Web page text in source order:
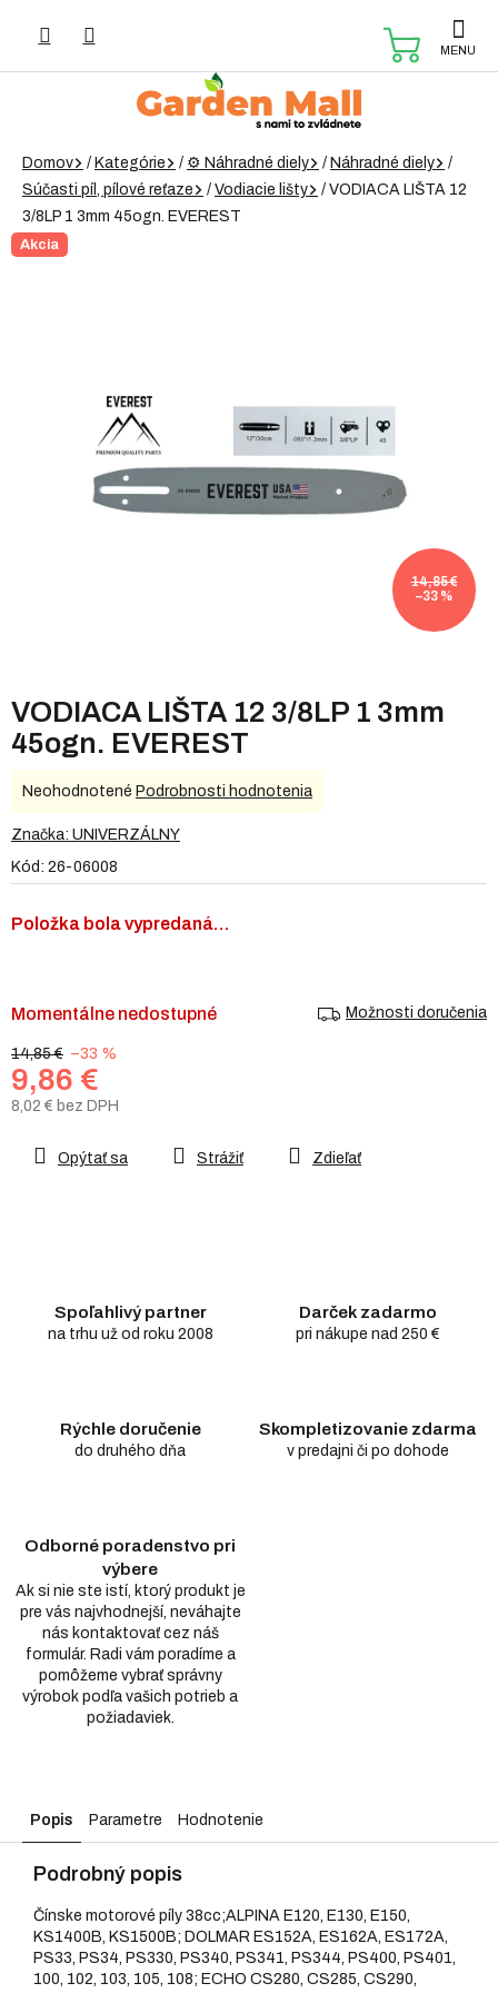
Domov / Kategórie / ⚙️ Náhradné diely / Náhradné diely
/
Súčasti píl, pílové reťaze
/ Vodiacie lišty / VODIACA LIŠTA 12
3/8LP 1 3mm 45ogn. EVEREST
Akcia
14,85 €
–33 %
VODIACA LIŠTA 12 3/8LP 1 3mm
45ogn. EVEREST
Kód: 26-06008
14,85 € –33 %
9,86 €
8,02 € bez DPH
cena:
Momentálne nedostupné Možnosti doručenia
Položka bola vypredaná…
Opýtať sa Strážiť Zdieľať
Spoľahlivý partner
na trhu už od roku 2008
Darček zadarmo
pri nákupe nad 250 €
Rýchle doručenie
do druhého dňa
Skompletizovanie zdarma
v predajni či po dohode
Odborné poradenstvo pri
výbere
Ak si nie ste istí, ktorý produkt je
pre vás najvhodnejší, neváhajte
nás kontaktovať cez náš
formulár. Radi vám poradíme a
pomôžeme vybrať správny
výrobok podľa vašich potrieb a
požiadaviek.
Priemerné
produktu
0,0
5
Neohodnotené Podrobnosti hodnotenia
Značka: UNIVERZÁLNY
Popis Parametre Hodnotenie
Podrobný popis
Čínske motorové píly 38cc;ALPINA E120, E130, E150,
KS1400B, KS1500B; DOLMAR ES152A, ES162A, ES172A,
PS33, PS34, PS330, PS340, PS341, PS344, PS400, PS401,
100, 102, 103, 105, 108; ECHO CS280, CS285, CS290,